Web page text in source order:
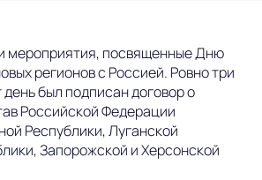
мероприятия, посвященные Дню
регионов с Россией. Ровно три
день был подписан договор о
Российской Федерации
Республики, Луганской
Запорожской и Херсонской